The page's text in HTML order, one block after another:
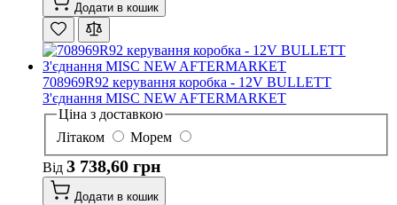
Додати в кошик
708969R92 керування коробка - 12V BULLETT
З'єднання MISC NEW AFTERMARKET
Ціна з доставкою
Літаком
Морем
Від 3 738,60 грн
Додати в кошик